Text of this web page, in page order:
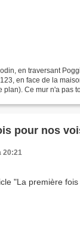
en traversant
en face de la
plan). Ce mur n'a pas
pour nos
20:21